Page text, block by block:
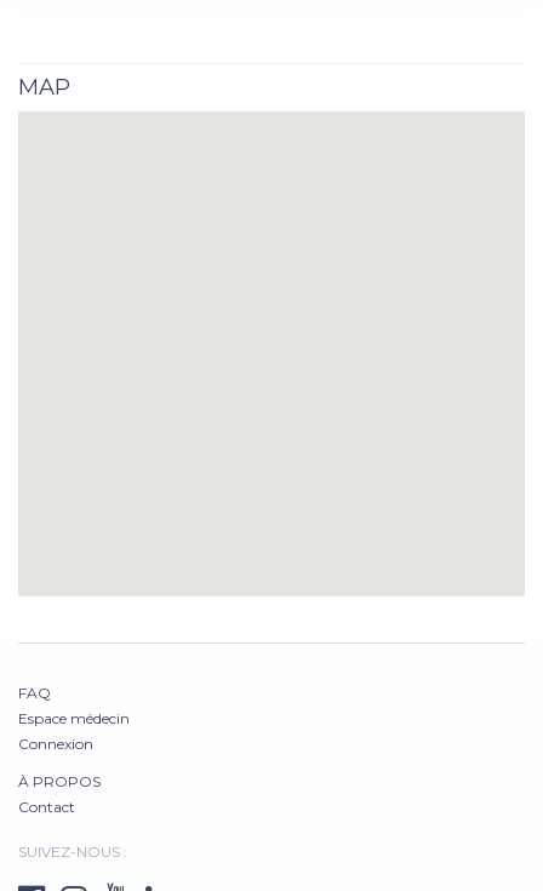
MAP
FAQ
Espace médecin
Connexion
À PROPOS
Contact
SUIVEZ-NOUS :